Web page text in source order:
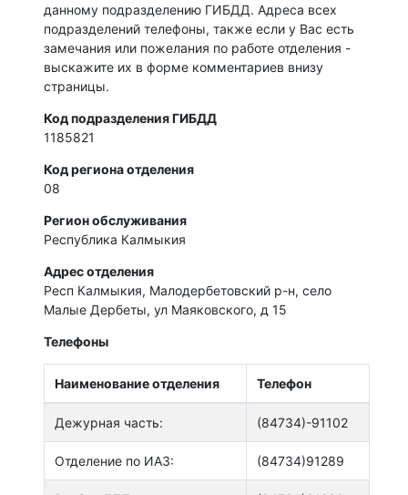
данному подразделению ГИБДД. Адреса всех
подразделений телефоны, также если у Вас есть
замечания или пожелания по работе отделения -
выскажите их в форме комментариев внизу
страницы.
Код подразделения ГИБДД
1185821
Код региона отделения
08
Регион обслуживания
Республика Калмыкия
Адрес отделения
Респ Калмыкия, Малодербетовский р-н, село
Малые Дербеты, ул Маяковского, д 15
Телефоны
Наименование отделения Телефон
Дежурная часть: (84734)-91102
Отделение по ИАЗ: (84734)91289